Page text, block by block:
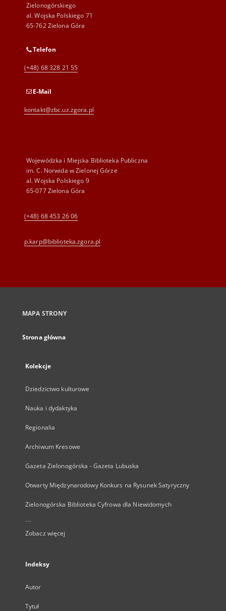
Zielonogórskiego
al. Wojska Polskiego 71
65-762 Zielona Góra
Telefon
(+48) 68 328 21 55
E-Mail
kontakt@zbc.uz.zgora.pl
Wojewódzka i Miejska Biblioteka Publiczna
im. C. Norwida w Zielonej Górze
al. Wojska Polskiego 9
65-077 Zielona Góra
(+48) 68 453 26 06
p.karp@biblioteka.zgora.pl
MAPA STRONY
Strona główna
Kolekcje
Dziedzictwo kulturowe
Nauka i dydaktyka
Regionalia
Archiwum Kresowe
Gazeta Zielonogórska - Gazeta Lubuska
Otwarty Międzynarodowy Konkurs na Rysunek Satyryczny
Zielonogórska Biblioteka Cyfrowa dla Niewidomych
...
Zobacz więcej
Indeksy
Autor
Tytuł